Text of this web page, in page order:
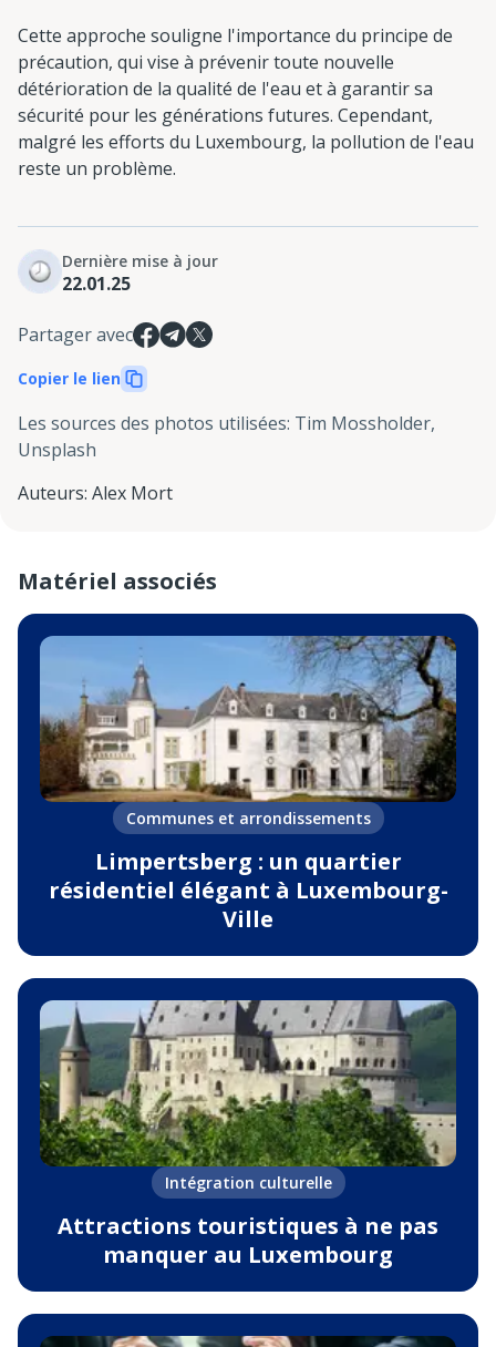
Cette approche souligne l'importance du principe de
précaution, qui vise à prévenir toute nouvelle
détérioration de la qualité de l'eau et à garantir sa
sécurité pour les générations futures. Cependant,
malgré les efforts du Luxembourg, la pollution de l'eau
reste un problème.
Dernière mise à jour
22.01.25
Partager avec
Copier le lien
Les sources des photos utilisées: Tim Mossholder,
Unsplash
Auteurs: Alex Mort
Matériel associés
Communes et arrondissements
Limpertsberg : un quartier
résidentiel élégant à Luxembourg-
Ville
Intégration culturelle
Attractions touristiques à ne pas
manquer au Luxembourg